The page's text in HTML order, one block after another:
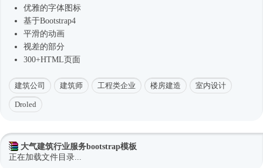
优雅的字体图标
基于Bootstrap4
平滑的动画
视差的部分
300+HTML页面
建筑公司 建筑师 工程类企业 楼房建造 室内设计
Droled
大气建筑行业服务bootstrap模板
正在加载文件目录...